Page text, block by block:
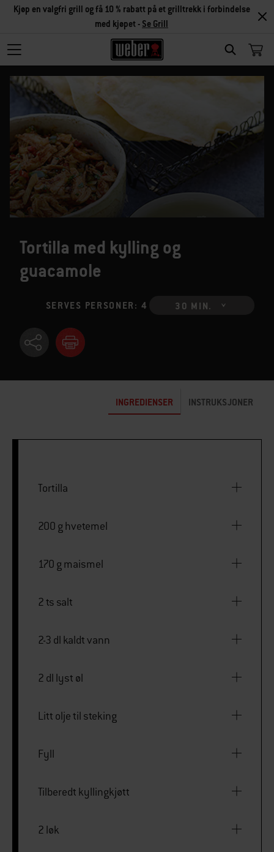
SEARCH
Kjøp en valgfri grill og få 10 % rabatt på et grilltrekk i forbindelse
med kjøpet - Se Grill
Tortilla med kylling og
guacamole
SERVES PERSONER: 4 30 MIN.
INGREDIENSER INSTRUKSJONER
Tortilla
200 g hvetemel
170 g maismel
2 ts salt
2-3 dl kaldt vann
2 dl lyst øl
Litt olje til steking
Fyll
Tilberedt kyllingkjøtt
2 løk